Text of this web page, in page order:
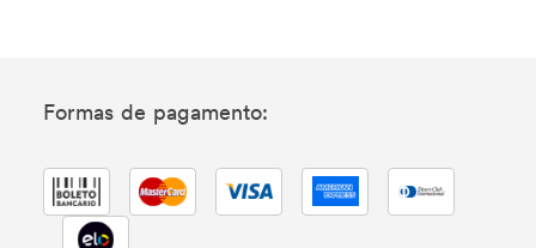
Formas de pagamento: